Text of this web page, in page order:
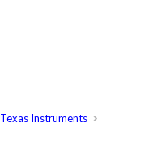
Texas Instruments